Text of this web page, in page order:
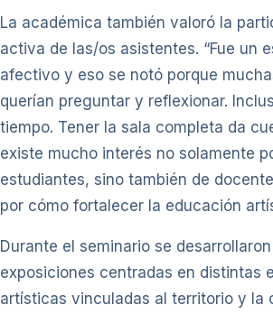
La académica también valoró la
activa de las/os asistentes. “Fue un
afectivo y eso se notó porque
querían preguntar y reflexionar.
tiempo. Tener la sala completa da
existe mucho interés no solamente
estudiantes, sino también de
por cómo fortalecer la educación
Durante el seminario se
exposiciones centradas en distintas
artísticas vinculadas al territorio y la